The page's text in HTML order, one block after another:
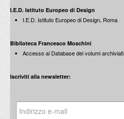
I.E.D. Istituto Europeo di Design
I.E.D. Istituto Europeo di Design, Roma
Biblioteca Francesco Moschini
Accesso al Database dei volumi archiviati
Iscriviti alla newsletter: